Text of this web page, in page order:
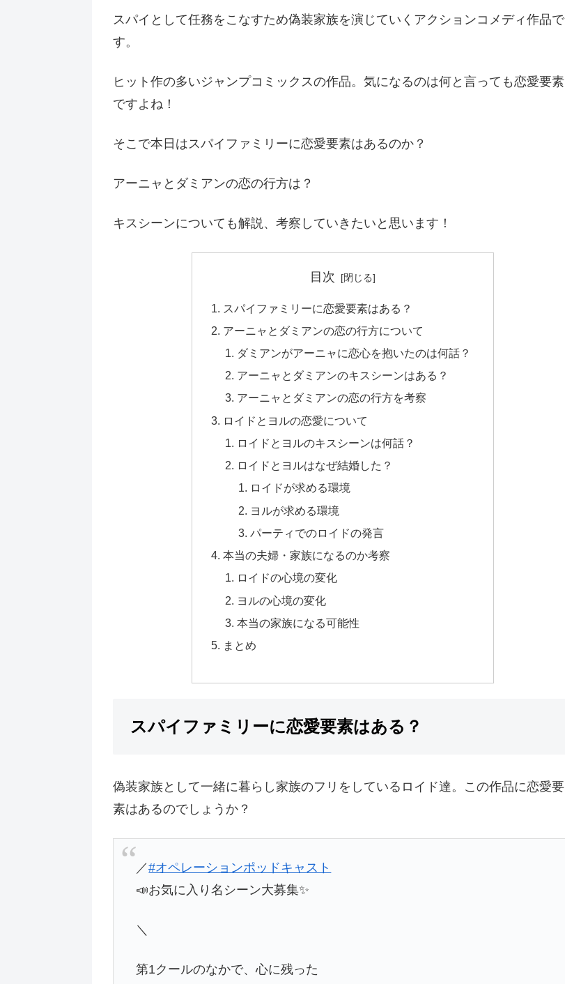
スパイとして任務をこなすため偽装家族を演じていくアクションコメディ作品で
す。
ヒット作の多いジャンプコミックスの作品。気になるのは何と言っても恋愛要素
ですよね！
そこで本日はスパイファミリーに恋愛要素はあるのか？
アーニャとダミアンの恋の行方は？
キスシーンについても解説、考察していきたいと思います！
目次
スパイファミリーに恋愛要素はある？
アーニャとダミアンの恋の行方について
ダミアンがアーニャに恋心を抱いたのは何話？
アーニャとダミアンのキスシーンはある？
アーニャとダミアンの恋の行方を考察
ロイドとヨルの恋愛について
ロイドとヨルのキスシーンは何話？
ロイドとヨルはなぜ結婚した？
ロイドが求める環境
ヨルが求める環境
パーティでのロイドの発言
本当の夫婦・家族になるのか考察
ロイドの心境の変化
ヨルの心境の変化
本当の家族になる可能性
まとめ
スパイファミリーに恋愛要素はある？
偽装家族として一緒に暮らし家族のフリをしているロイド達。この作品に恋愛要
素はあるのでしょうか？
／#オペレーションポッドキャスト
📣お気に入り名シーン大募集✨
＼
第1クールのなかで、心に残った